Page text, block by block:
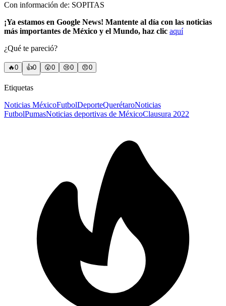
Con información de: SOPITAS
¡Ya estamos en Google News! Mantente al día con las noticias
más importantes de México y el Mundo, haz clic aquí
¿Qué te pareció?
🔥0 👍0 😲0 😢0 😠0
Etiquetas
Noticias MéxicoFutbolDeporteQuerétaroNoticias
FutbolPumasNoticias deportivas de MéxicoClausura 2022